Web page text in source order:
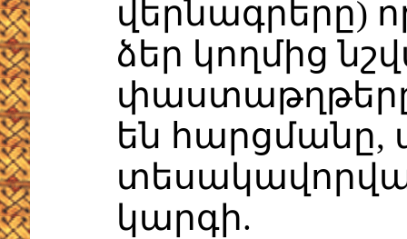
վերնագրերը)
ձեր կողմից
են հարցմանը,
կարգի.